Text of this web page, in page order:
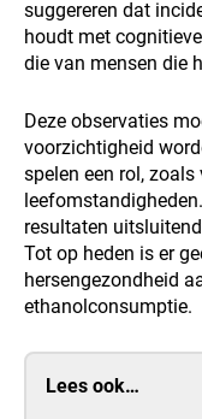
suggereren dat
houdt met
die van mensen die
Deze observaties
voorzichtigheid
spelen een rol,
resultaten
Tot op heden is er
hersengezondheid
ethanolconsumptie.
Lees ook…